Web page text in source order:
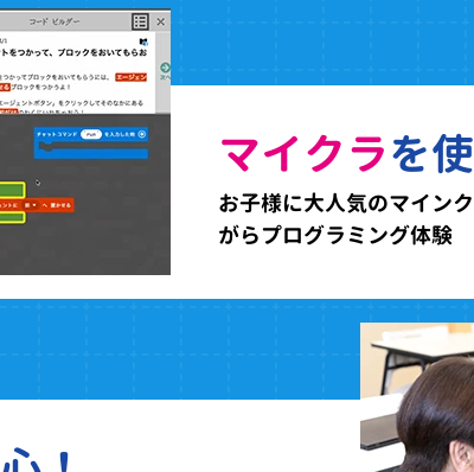
マイクラを
お子様に大人気のマイン
がらプログラミング体験